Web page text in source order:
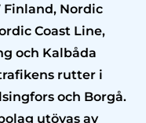
Nordic
Coast Line,
och Kalbåda
rutter i
och Borgå.
utövas av